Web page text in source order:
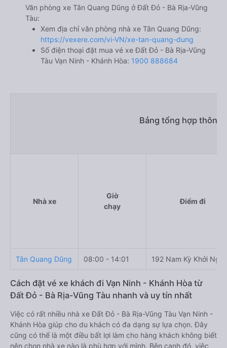
Văn phòng xe Tân Quang Dũng ở Đất Đỏ - Bà Rịa-Vũng
Tàu:
Xem địa chỉ văn phòng nhà xe Tân Quang Dũng:
https://vexere.com/vi-VN/xe-tan-quang-dung
Số điện thoại đặt mua vé xe Đất Đỏ - Bà Rịa-Vũng
Tàu Vạn Ninh - Khánh Hòa: 1900 888684
Bảng tổng hợp thông
Nhà xe
Giờ
chạy
Điểm đi
Tân Quang Dũng 08:00 - 14:01 192 Nam Kỳ Khởi
Cách đặt vé xe khách đi Vạn Ninh - Khánh Hòa từ
Đất Đỏ - Bà Rịa-Vũng Tàu nhanh và uy tín nhất
Việc có rất nhiều nhà xe Đất Đỏ - Bà Rịa-Vũng Tàu Vạn Ninh -
Khánh Hòa giúp cho du khách có đa dạng sự lựa chọn. Đây
cũng có thể là một điều bất lợi làm cho hàng khách không biết
nên chọn nhà xe nào là phù hợp với mình. Bên cạnh đó, việc